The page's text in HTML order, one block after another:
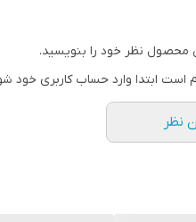
محصول نظر خود را بنویسید.
است ابتدا وارد حساب کاربری خود
نظر